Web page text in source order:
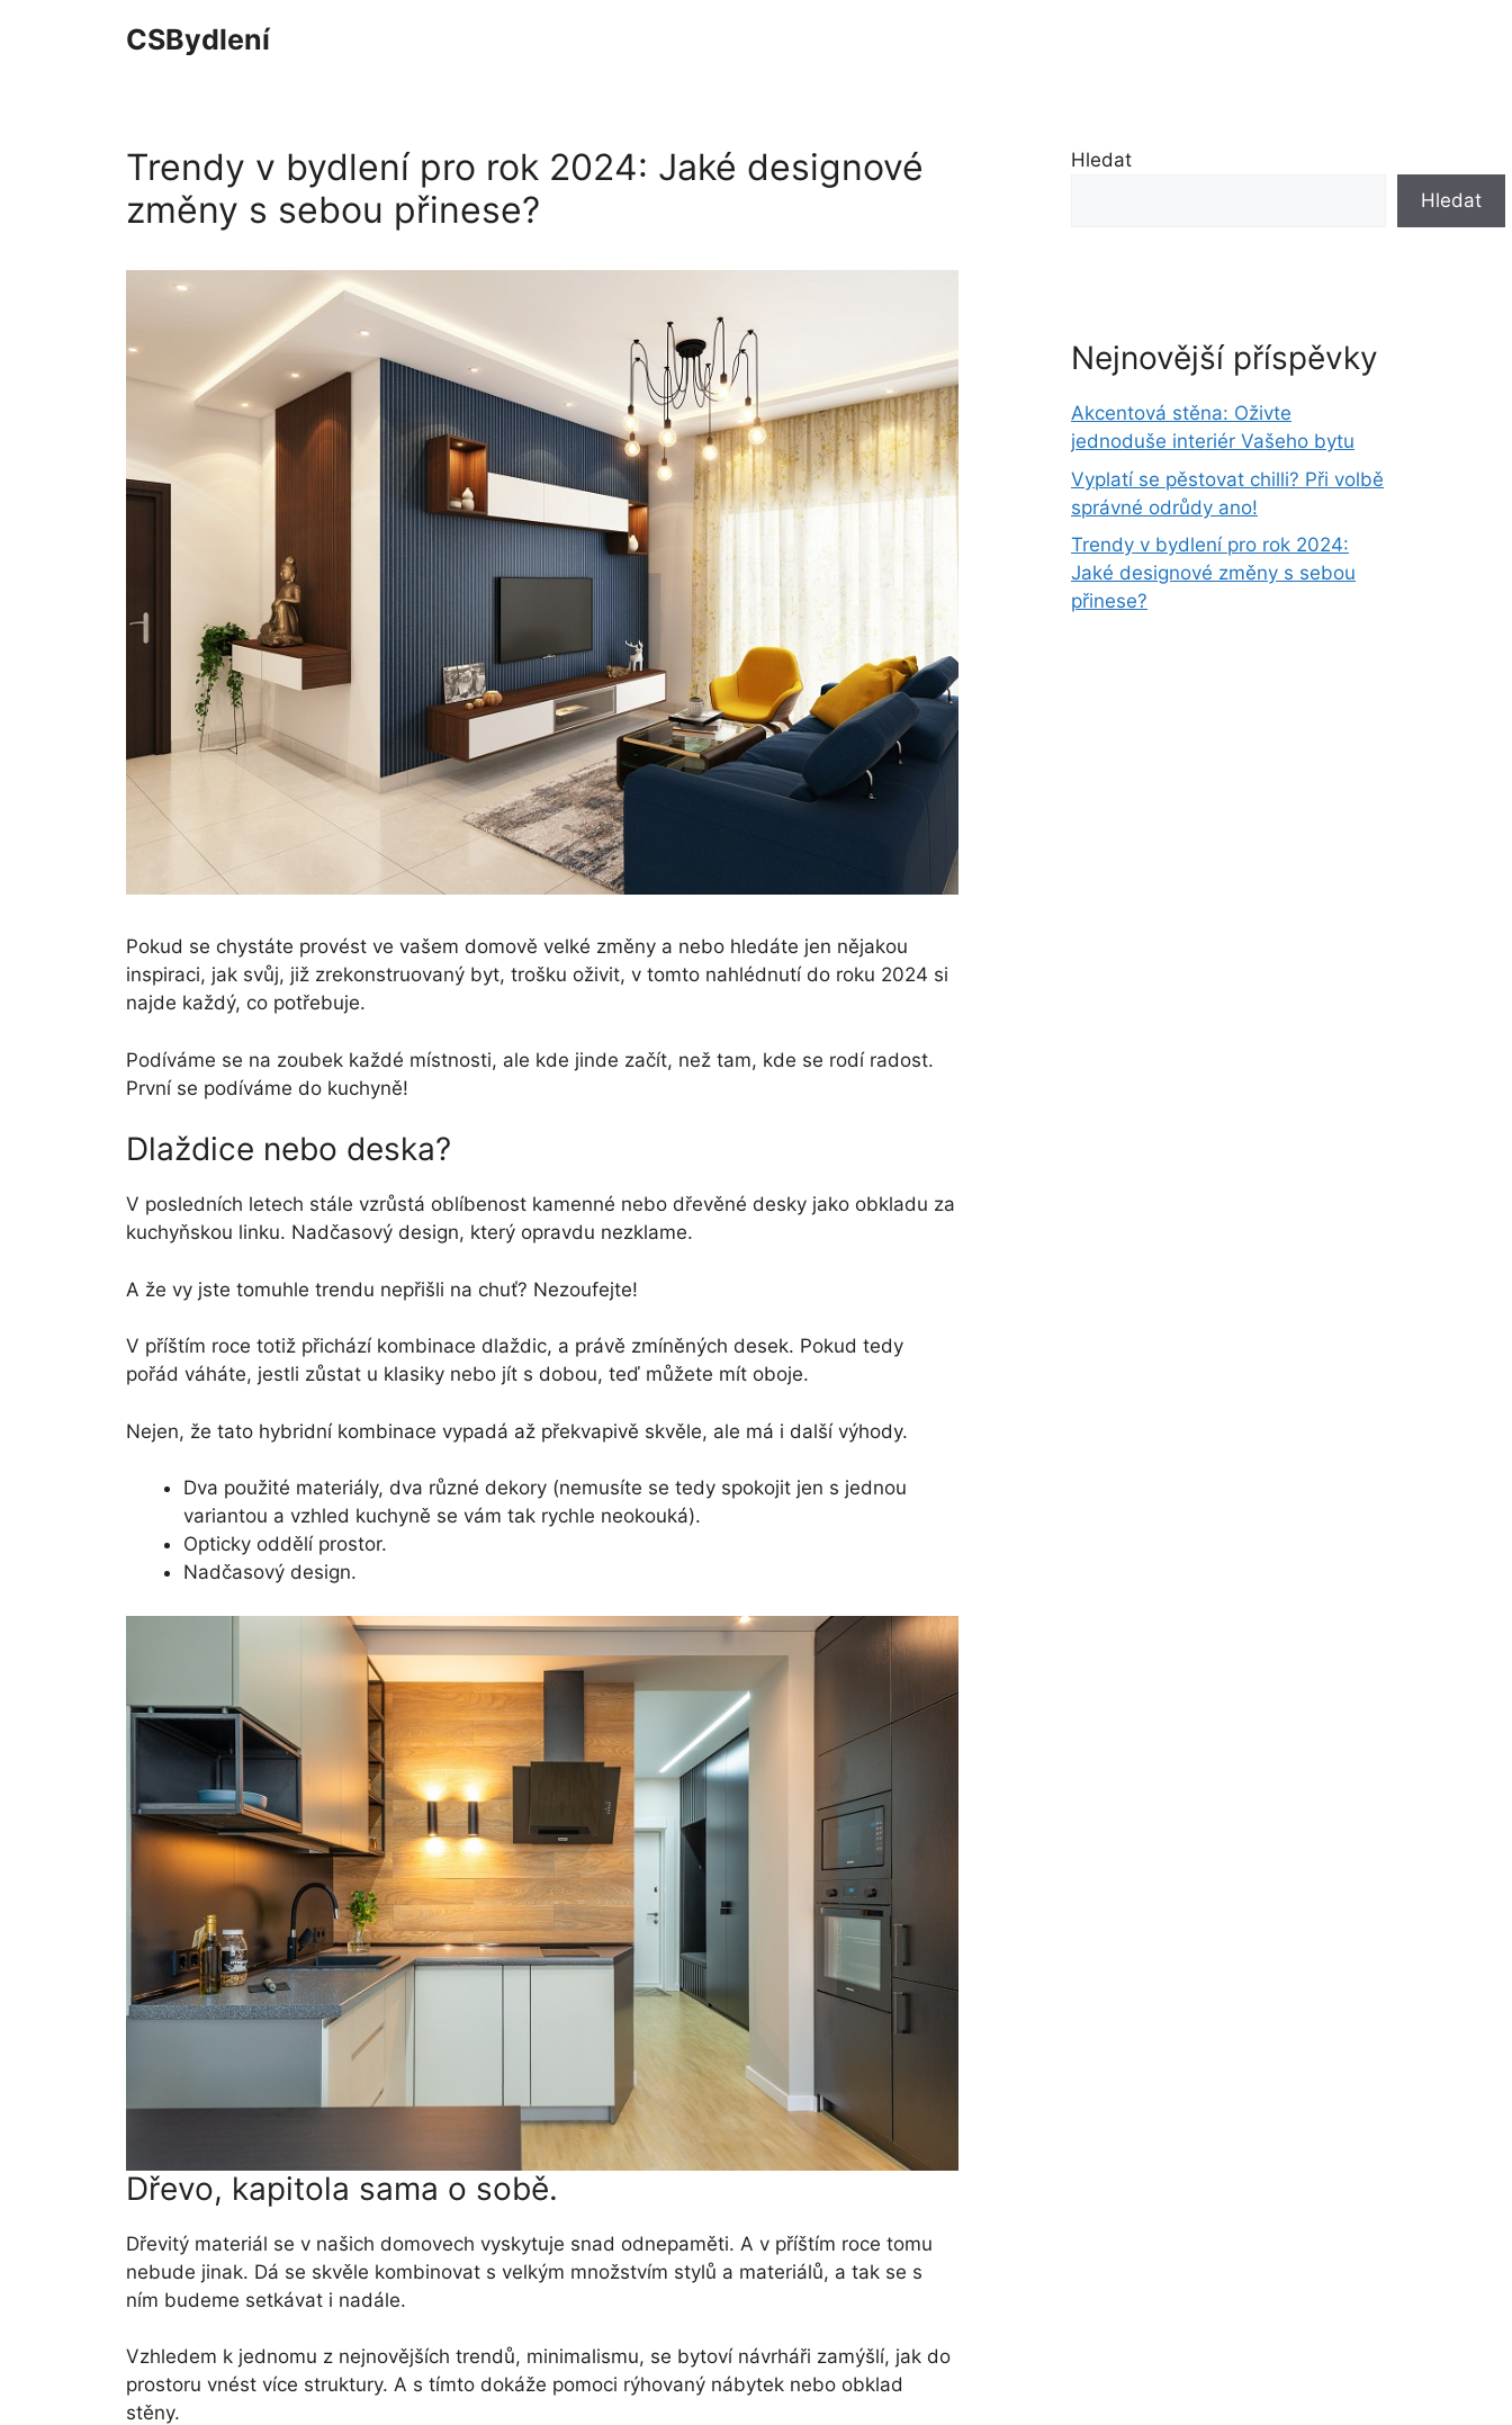
CSBydlení
Trendy v bydlení pro rok 2024: Jaké designové
změny s sebou přinese?
Pokud se chystáte provést ve vašem domově velké změny a nebo hledáte jen nějakou
inspiraci, jak svůj, již zrekonstruovaný byt, trošku oživit, v tomto nahlédnutí do roku 2024 si
najde každý, co potřebuje.
Podíváme se na zoubek každé místnosti, ale kde jinde začít, než tam, kde se rodí radost.
První se podíváme do kuchyně!
Dlaždice nebo deska?
V posledních letech stále vzrůstá oblíbenost kamenné nebo dřevěné desky jako obkladu za
kuchyňskou linku. Nadčasový design, který opravdu nezklame.
A že vy jste tomuhle trendu nepřišli na chuť? Nezoufejte!
V příštím roce totiž přichází kombinace dlaždic, a právě zmíněných desek. Pokud tedy
pořád váháte, jestli zůstat u klasiky nebo jít s dobou, teď můžete mít oboje.
Nejen, že tato hybridní kombinace vypadá až překvapivě skvěle, ale má i další výhody.
Dva použité materiály, dva různé dekory (nemusíte se tedy spokojit jen s jednou
variantou a vzhled kuchyně se vám tak rychle neokouká).
Opticky oddělí prostor.
Nadčasový design.
Dřevo, kapitola sama o sobě.
Dřevitý materiál se v našich domovech vyskytuje snad odnepaměti. A v příštím roce tomu
nebude jinak. Dá se skvěle kombinovat s velkým množstvím stylů a materiálů, a tak se s
ním budeme setkávat i nadále.
Vzhledem k jednomu z nejnovějších trendů, minimalismu, se bytoví návrháři zamýšlí, jak do
prostoru vnést více struktury. A s tímto dokáže pomoci rýhovaný nábytek nebo obklad
stěny.
Hledat
Hledat
Nejnovější příspěvky
Akcentová stěna: Oživte
jednoduše interiér Vašeho bytu
Vyplatí se pěstovat chilli? Při volbě
správné odrůdy ano!
Trendy v bydlení pro rok 2024:
Jaké designové změny s sebou
přinese?